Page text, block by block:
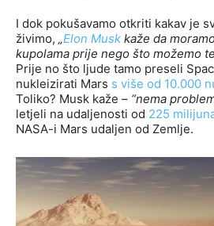
I dok pokušavamo otkriti kakav je
živimo, „Elon Musk kaže da
kupolama prije nego što možemo
Prije no što ljude tamo preseli
nukleizirati Mars s više od 10.000
Toliko? Musk kaže – “nema
letjeli na udaljenosti od 225
NASA-i Mars udaljen od Zemlje.